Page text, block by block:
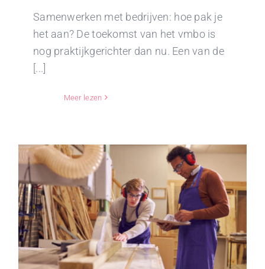
Samenwerken met bedrijven: hoe pak je
het aan? De toekomst van het vmbo is
nog praktijkgerichter dan nu. Een van de
[...]
Meer lezen